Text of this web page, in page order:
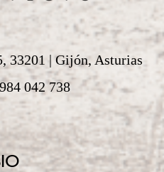
33201 | Gijón, Asturias
042 738